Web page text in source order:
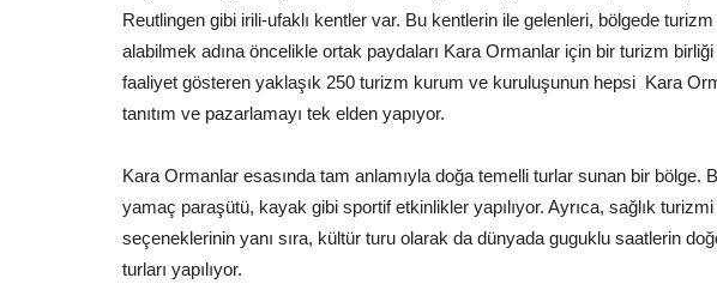
Reutlingen gibi irili-ufaklı kentler var. Bu kentlerin ile gelenleri, bölgede
alabilmek adına öncelikle ortak paydaları Kara Ormanlar için bir turizm
faaliyet gösteren yaklaşık 250 turizm kurum ve kuruluşunun hepsi Kara
tanıtım ve pazarlamayı tek elden yapıyor.
Kara Ormanlar esasında tam anlamıyla doğa temelli turlar sunan bir bölge.
yamaç paraşütü, kayak gibi sportif etkinlikler yapılıyor. Ayrıca, sağlık
seçeneklerinin yanı sıra, kültür turu olarak da dünyada guguklu saatlerin
turları yapılıyor.